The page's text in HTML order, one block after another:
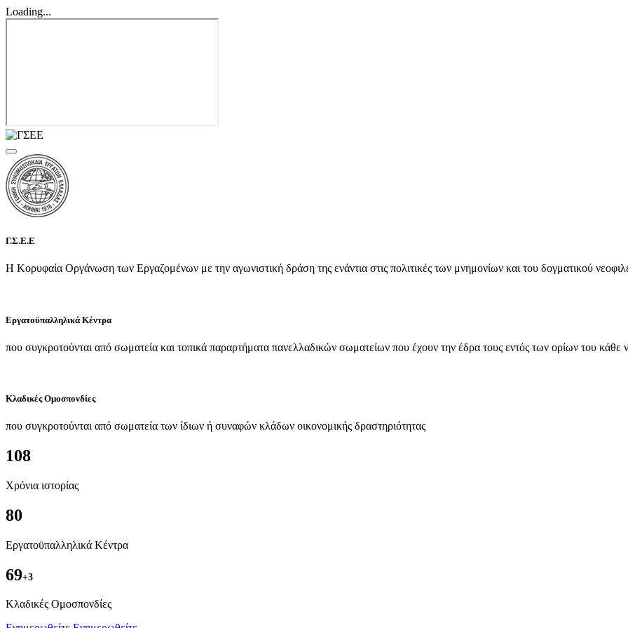
Loading...
Γ.Σ.Ε.Ε
Η Κορυφαία Οργάνωση των Εργαζομένων με την αγωνιστική δράση της ενάντια στις πολιτικές των μνημονίων και του δογματικού
Εργατοϋπαλληλικά Κέντρα
που συγκροτούνται από σωματεία και τοπικά παραρτήματα πανελλαδικών σωματείων που έχουν την έδρα τους εντός των ορίων του κάθε
Κλαδικές Ομοσπονδίες
που συγκροτούνται από σωματεία των ίδιων ή συναφών κλάδων οικονομικής δραστηριότητας
108
Χρόνια ιστορίας
80
Εργατοϋπαλληλικά Κέντρα
69+3
Kλαδικές Ομοσπονδίες